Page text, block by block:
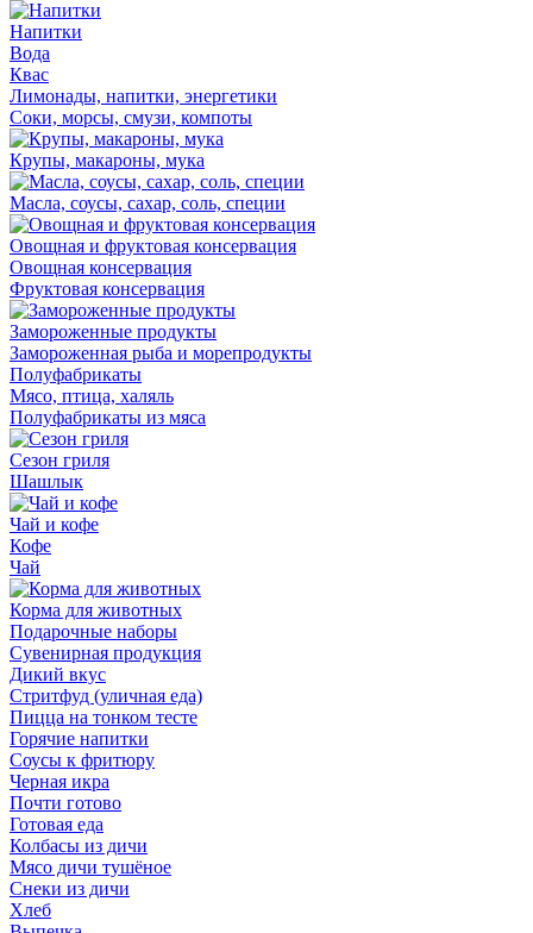
Напитки
Вода
Квас
Лимонады, напитки, энергетики
Соки, морсы, смузи, компоты
Крупы, макароны, мука
Масла, соусы, сахар, соль, специи
Овощная и фруктовая консервация
Овощная консервация
Фруктовая консервация
Замороженные продукты
Замороженная рыба и морепродукты
Полуфабрикаты
Мясо, птица, халяль
Полуфабрикаты из мяса
Сезон гриля
Шашлык
Чай и кофе
Кофе
Чай
Корма для животных
Подарочные наборы
Сувенирная продукция
Дикий вкус
Стритфуд (уличная еда)
Пицца на тонком тесте
Горячие напитки
Соусы к фритюру
Черная икра
Почти готово
Готовая еда
Колбасы из дичи
Мясо дичи тушёное
Снеки из дичи
Хлеб